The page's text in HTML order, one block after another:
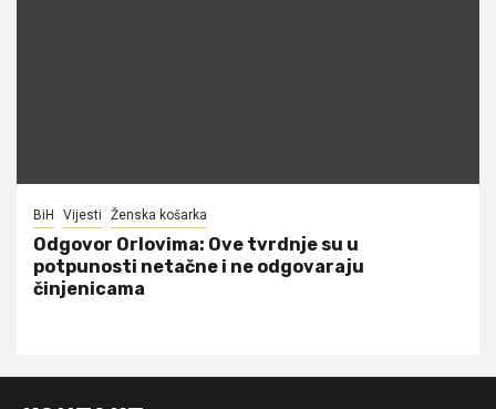
BiH Vijesti Ženska košarka
Odgovor Orlovima: ​Ove tvrdnje su u
potpunosti netačne i ne odgovaraju
činjenicama